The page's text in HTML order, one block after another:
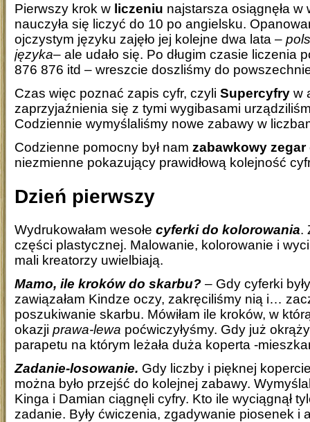
Pierwszy krok w liczeniu najstarsza osiągnęła w
nauczyła się liczyć do 10 po angielsku.
ojczystym języku zajęło jej kolejne dwa lata –
języka– ale udało się. Po długim czasie liczenia
876 876 itd – wreszcie doszliśmy do
Czas więc poznać zapis cyfr, czyli Supercyfry w
zaprzyjaźnienia się z tymi wygibasami
Codziennie wymyślaliśmy nowe zabawy w
Codzienne pomocny był nam zabawkowy zegar
niezmienne pokazujący prawidłową kolejność
Dzień pierwszy
Wydrukowałam wesołe cyferki do kolorowania.
części plastycznej. Malowanie, kolorowanie i
mali kreatorzy uwielbiają.
Mamo, ile kroków do skarbu? – Gdy cyferki
zawiązałam Kindze oczy, zakręciliśmy nią i…
poszukiwanie skarbu. Mówiłam ile kroków, w
okazji prawa-lewa poćwiczyłyśmy. Gdy już
parapetu na którym leżała duża koperta -
Zadanie-losowanie. Gdy liczby i pięknej
można było przejść do kolejnej zabawy.
Kinga i Damian ciągnęli cyfry. Kto ile wyciągnął
zadanie. Były ćwiczenia, zgadywanie piosenek i